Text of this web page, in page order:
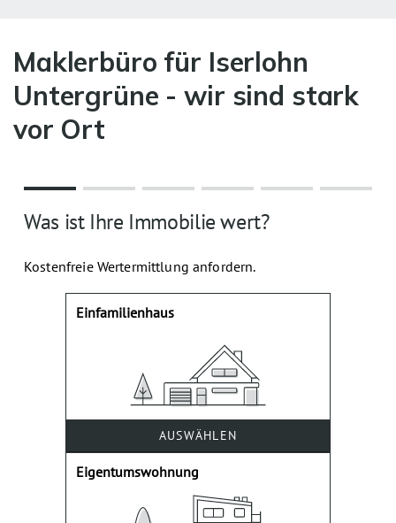
Maklerbüro für Iserlohn
Untergrüne - wir sind stark
vor Ort